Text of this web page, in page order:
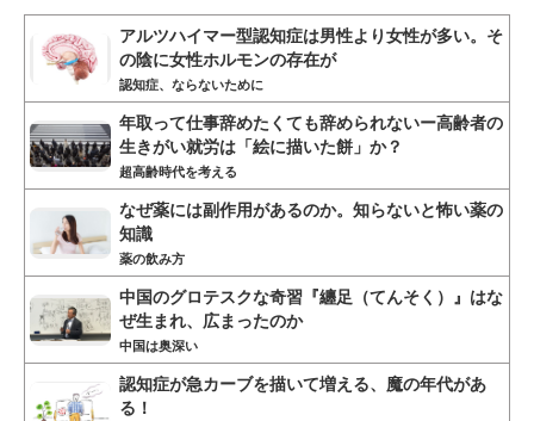
アルツハイマー型認知症は男性より女性が多い。そ
の陰に女性ホルモンの存在が
認知症、ならないために
年取って仕事辞めたくても辞められないー高齢者の
生きがい就労は「絵に描いた餅」か？
超高齢時代を考える
なぜ薬には副作用があるのか。知らないと怖い薬の
知識
薬の飲み方
中国のグロテスクな奇習『纏足（てんそく）』はな
ぜ生まれ、広まったのか
中国は奥深い
認知症が急カーブを描いて増える、魔の年代があ
る！